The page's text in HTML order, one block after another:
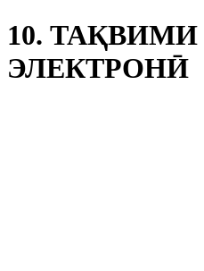
10.
ЭЛЕКТРОНӢ